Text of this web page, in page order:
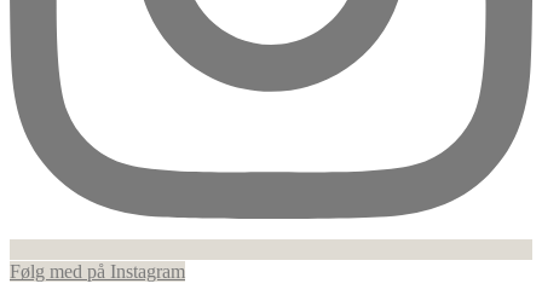
Følg med på Instagram